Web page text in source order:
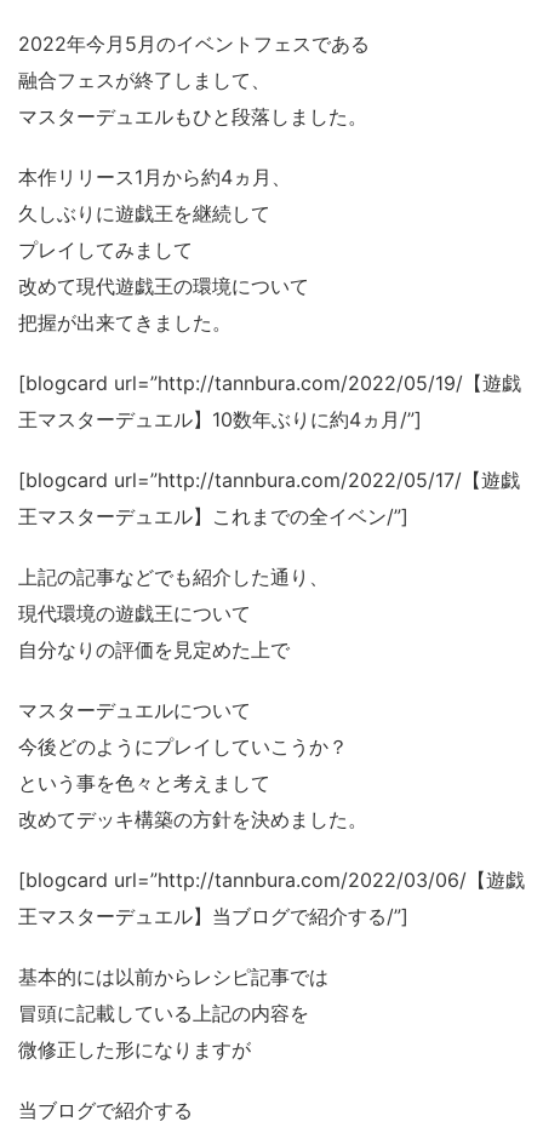
2022年今月5月のイベントフェスである
融合フェスが終了しまして、
マスターデュエルもひと段落しました。
本作リリース1月から約4ヵ月、
久しぶりに遊戯王を継続して
プレイしてみまして
改めて現代遊戯王の環境について
把握が出来てきました。
[blogcard url=”http://tannbura.com/2022/05/19/【遊戯
王マスターデュエル】10数年ぶりに約4ヵ月/”]
[blogcard url=”http://tannbura.com/2022/05/17/【遊戯
王マスターデュエル】これまでの全イベン/”]
上記の記事などでも紹介した通り、
現代環境の遊戯王について
自分なりの評価を見定めた上で
マスターデュエルについて
今後どのようにプレイしていこうか？
という事を色々と考えまして
改めてデッキ構築の方針を決めました。
[blogcard url=”http://tannbura.com/2022/03/06/【遊戯
王マスターデュエル】当ブログで紹介する/”]
基本的には以前からレシピ記事では
冒頭に記載している上記の内容を
微修正した形になりますが
当ブログで紹介する